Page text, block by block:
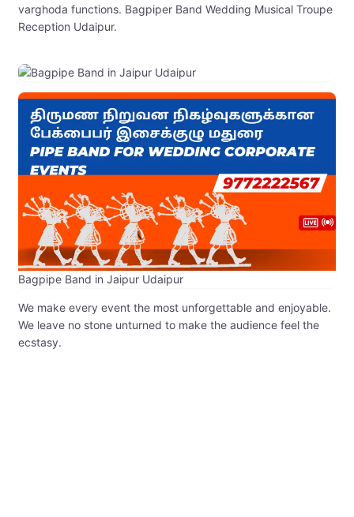
varghoda functions. Bagpiper Band Wedding Musical Troupe
Reception Udaipur.
Bagpipe Band in Jaipur Udaipur
We make every event the most unforgettable and enjoyable.
We leave no stone unturned to make the audience feel the
ecstasy.